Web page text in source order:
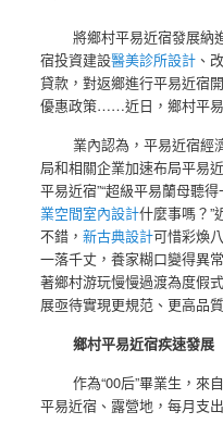
將鄉村平易近宿發展納
宿投資建設醫美診所設計 、
貸款，對返鄉進行平易近宿
優惠政策……近日，鄉村平易
業內認為，平易近宿經
局和相關企業加速布局平易
平易近宿”“超級平易蘭母聽
業空間室內設計什麼事嗎？”
不錯，新古典設計可惜彩煥
一落千丈，養家糊口變得異
著鄉村游玩慢慢過渡為度假
展亟待實現更規范、更高品
鄉村平易近宿疾速發展
作為“00后”畢業生，來
平易近宿、露營地，每月支